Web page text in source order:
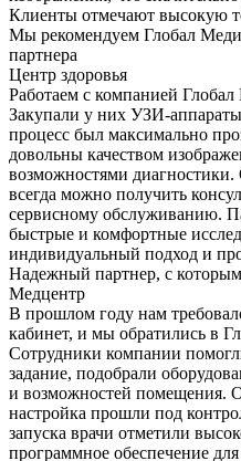
Клиенты отмечают высокую
Мы рекомендуем Глобал
партнера
Центр здоровья
Работаем с компанией
Закупали у них УЗИ-
процесс был максимально
довольны качеством
возможностями диагностики.
всегда можно получить
сервисному обслуживанию.
быстрые и комфортные
индивидуальный подход и
Надежный партнер, с которым
Медцентр
В прошлом году нам
кабинет, и мы обратились в
Сотрудники компании
задание, подобрали
и возможностей помещения.
настройка прошли под
запуска врачи отметили
программное обеспечение